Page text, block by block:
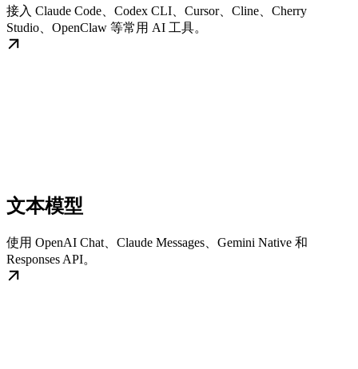
接入 Claude Code、Codex CLI、Cursor、Cline、Cherry
Studio、OpenClaw 等常用 AI 工具。
文本模型
使用 OpenAI Chat、Claude Messages、Gemini Native 和
Responses API。